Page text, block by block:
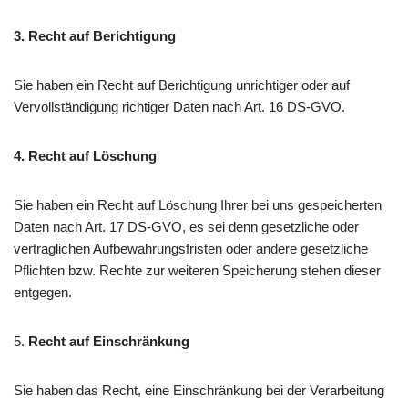
3. Recht auf Berichtigung
Sie haben ein Recht auf Berichtigung unrichtiger oder auf
Vervollständigung richtiger Daten nach Art. 16 DS-GVO.
4. Recht auf Löschung
Sie haben ein Recht auf Löschung Ihrer bei uns gespeicherten
Daten nach Art. 17 DS-GVO, es sei denn gesetzliche oder
vertraglichen Aufbewahrungsfristen oder andere gesetzliche
Pflichten bzw. Rechte zur weiteren Speicherung stehen dieser
entgegen.
5. Recht auf Einschränkung
Sie haben das Recht, eine Einschränkung bei der Verarbeitung